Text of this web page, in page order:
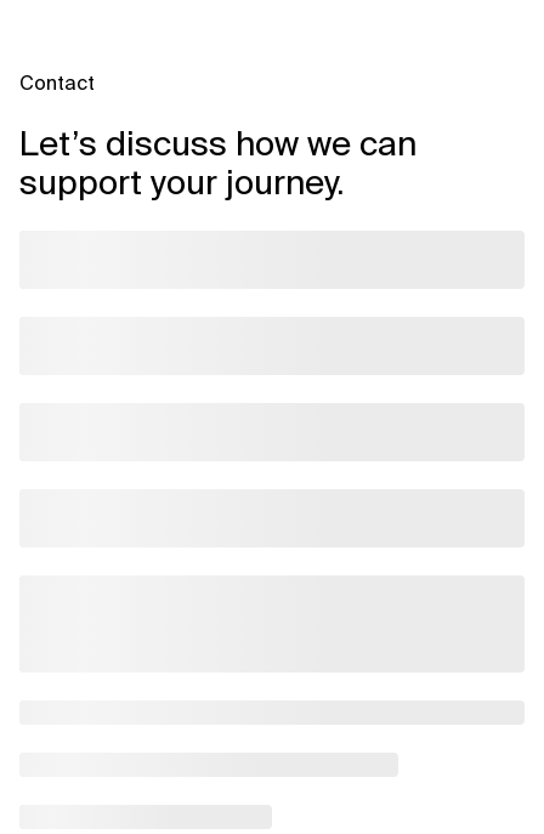
Contact
Let’s discuss how we can
support your journey.